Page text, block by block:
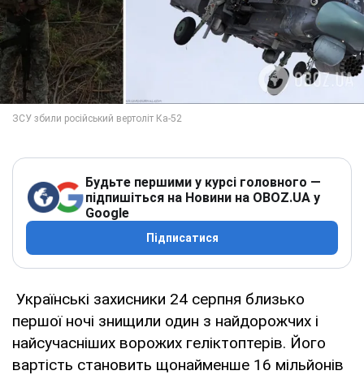
Будьте першими у курсі головного —
підпишіться на Новини на OBOZ.UA у
Google
Підписатися
Українські захисники 24 серпня близько
першої ночі знищили один з найдорожчих і
найсучасніших ворожих геліктоптерів. Його
вартість становить щонайменше 16 мільйонів